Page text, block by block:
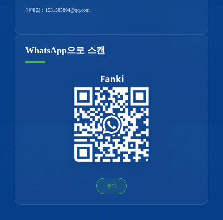
이메일： 1531585804@qq.com
WhatsApp으로 스캔
문의